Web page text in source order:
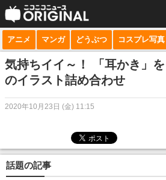
サービス一覧
niconico
動画
生放送
チャンネル
アニメ マンガ どうぶつ コスプレ写真
気持ちイイ～！ 「耳かき」
のイラスト詰め合わせ
2020年10月23日 (金) 11:15
話題の記事